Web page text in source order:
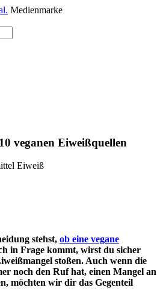
Medienmarke
veganen Eiweißquellen
stehst, ob eine vegane
in Frage kommt, wirst du sicher
stoßen. Auch wenn die
noch den Ruf hat, einen Mangel an
möchten wir dir das Gegenteil